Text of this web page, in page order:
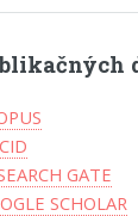
GATE
SCHOLAR